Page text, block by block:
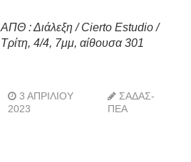
ΑΠΘ : Διάλεξη / Cierto Estudio /
Τρίτη, 4/4, 7μμ, αίθουσα 301
3 ΑΠΡΙΛΊΟΥ
2023
ΣΑΔΑΣ-
ΠΕΑ